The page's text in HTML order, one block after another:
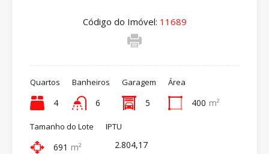
Código do Imóvel: 11689
Quartos
4
Banheiros
6
Garagem
5
Área
400 m²
Tamanho do Lote
691 m²
IPTU
2.804,17